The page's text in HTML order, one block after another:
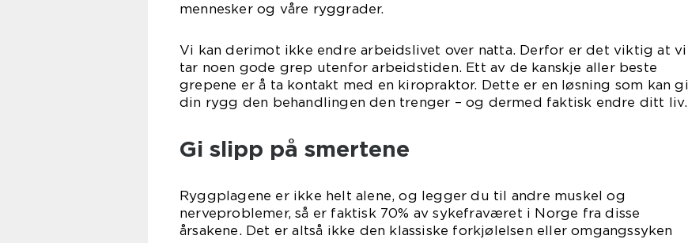
mennesker og våre ryggrader.
Vi kan derimot ikke endre arbeidslivet over natta. Derfor er det viktig at vi
tar noen gode grep utenfor arbeidstiden. Ett av de kanskje aller beste
grepene er å ta kontakt med en kiropraktor. Dette er en løsning som kan gi
din rygg den behandlingen den trenger – og dermed faktisk endre ditt liv.
Gi slipp på smertene
Ryggplagene er ikke helt alene, og legger du til andre muskel og
nerveproblemer, så er faktisk 70% av sykefraværet i Norge fra disse
årsakene. Det er altså ikke den klassiske forkjølelsen eller omgangssyken